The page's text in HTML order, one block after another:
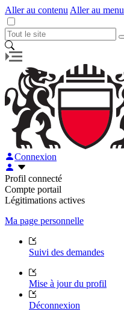
Aller au contenu Aller au menu
Connexion
Profil connecté
Compte portail
Légitimations actives
Ma page personnelle
Suivi des demandes
Mise à jour du profil
Déconnexion